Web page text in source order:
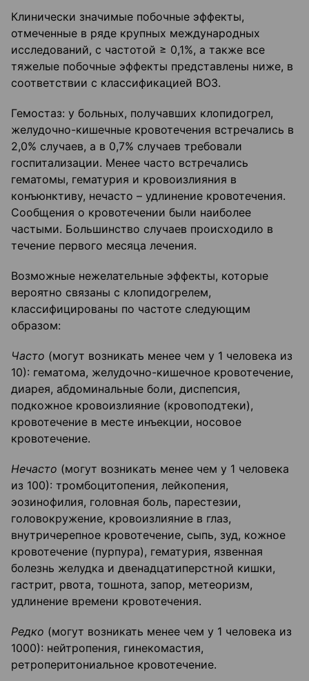
Клинически значимые побочные эффекты,
отмеченные в ряде крупных международных
исследований, с частотой ≥ 0,1%, а также все
тяжелые побочные эффекты представлены ниже, в
соответствии с классификацией ВОЗ.
Гемостаз: у больных, получавших клопидогрел,
желудочно-кишечные кровотечения встречались в
2,0% случаев, а в 0,7% случаев требовали
госпитализации. Менее часто встречались
гематомы, гематурия и кровоизлияния в
конъюнктиву, нечасто – удлинение кровотечения.
Сообщения о кровотечении были наиболее
частыми. Большинство случаев происходило в
течение первого месяца лечения.
Возможные нежелательные эффекты, которые
вероятно связаны с клопидогрелем,
классифицированы по частоте следующим
образом:
Часто (могут возникать менее чем у 1 человека из
10): гематома, желудочно-кишечное кровотечение,
диарея, абдоминальные боли, диспепсия,
подкожное кровоизлияние (кровоподтеки),
кровотечение в месте инъекции, носовое
кровотечение.
Нечасто (могут возникать менее чем у 1 человека
из 100): тромбоцитопения, лейкопения,
эозинофилия, головная боль, парестезии,
головокружение, кровоизлияние в глаз,
внутричерепное кровотечение, сыпь, зуд, кожное
кровотечение (пурпура), гематурия, язвенная
болезнь желудка и двенадцатиперстной кишки,
гастрит, рвота, тошнота, запор, метеоризм,
удлинение времени кровотечения.
Редко (могут возникать менее чем у 1 человека из
1000): нейтропения, гинекомастия,
ретроперитониальное кровотечение.